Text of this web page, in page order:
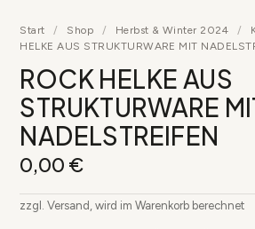
Start / Shop / Herbst & Winter 2024 /
HELKE AUS STRUKTURWARE MIT
ROCK HELKE AUS
STRUKTURWARE
NADELSTREIFEN
0,00 €
zzgl. Versand, wird im Warenkorb berechnet